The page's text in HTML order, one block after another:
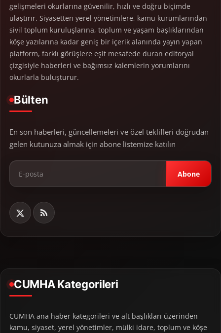
gelişmeleri okurlarına güvenilir, hızlı ve doğru biçimde
ulaştırır. Siyasetten yerel yönetimlere, kamu kurumlarından
sivil toplum kuruluşlarına, toplum ve yaşam başlıklarından
köşe yazılarına kadar geniş bir içerik alanında yayın yapan
platform, farklı görüşlere eşit mesafede duran editoryal
çizgisiyle haberleri ve bağımsız kalemlerin yorumlarını
okurlarla buluşturur.
Bülten
En son haberleri, güncellemeleri ve özel teklifleri doğrudan
gelen kutunuza almak için abone listemize katılın
Abone
CUMHA Kategorileri
CUMHA ana haber kategorileri ve alt başlıkları üzerinden
kamu, siyaset, yerel yönetimler, mülki idare, toplum ve köşe